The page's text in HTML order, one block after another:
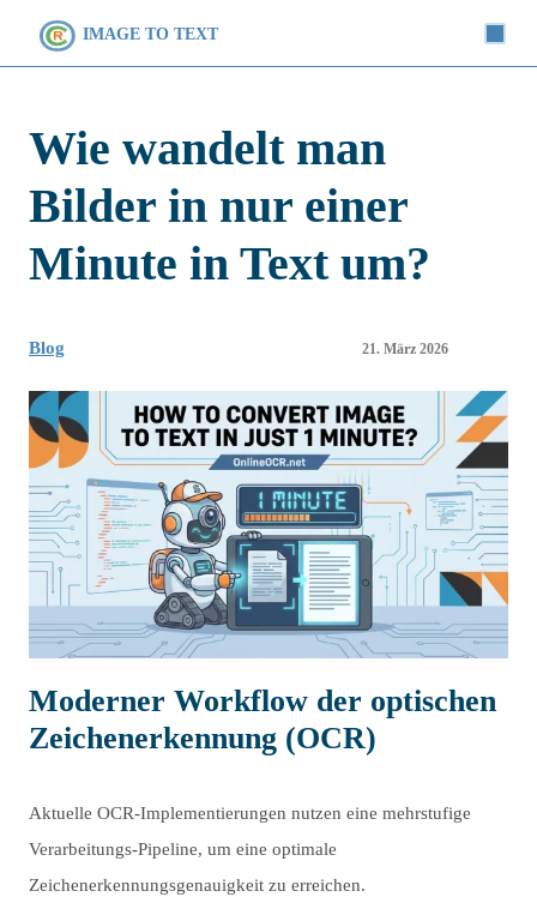
IMAGE TO TEXT
Wie wandelt man
Bilder in nur einer
Minute in Text um?
Blog 21. März 2026
Moderner Workflow der optischen
Zeichenerkennung (OCR)
Aktuelle OCR-Implementierungen nutzen eine mehrstufige
Verarbeitungs-Pipeline, um eine optimale
Zeichenerkennungsgenauigkeit zu erreichen.